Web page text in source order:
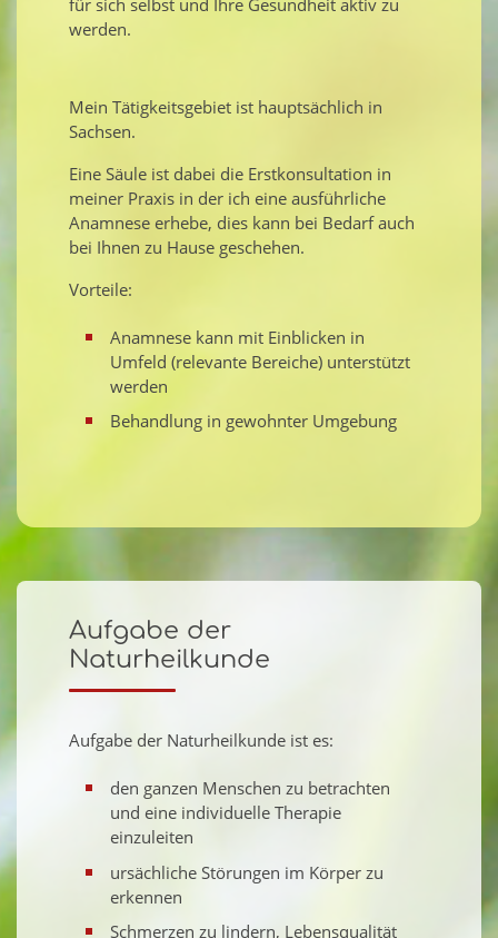
für sich selbst und Ihre Gesundheit aktiv zu
werden.
Mein Tätigkeitsgebiet ist hauptsächlich in
Sachsen.
Eine Säule ist dabei die Erstkonsultation in
meiner Praxis in der ich eine ausführliche
Anamnese erhebe, dies kann bei Bedarf auch
bei Ihnen zu Hause geschehen.
Vorteile:
Anamnese kann mit Einblicken in
Umfeld (relevante Bereiche) unterstützt
werden
Behandlung in gewohnter Umgebung
Aufgabe der
Naturheilkunde
Aufgabe der Naturheilkunde ist es:
den ganzen Menschen zu betrachten
und eine individuelle Therapie
einzuleiten
ursächliche Störungen im Körper zu
erkennen
Schmerzen zu lindern, Lebensqualität